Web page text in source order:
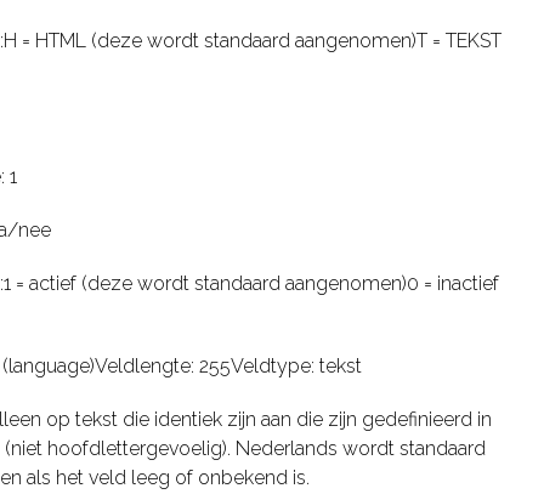
= HTML (deze wordt standaard aangenomen)T = TEKST
1
nee
= actief (deze wordt standaard aangenomen)0 = inactief
(language)Veldlengte: 255Veldtype: tekst
op tekst die identiek zijn aan die zijn gedefinieerd in
(niet hoofdlettergevoelig). Nederlands wordt standaard
als het veld leeg of onbekend is.